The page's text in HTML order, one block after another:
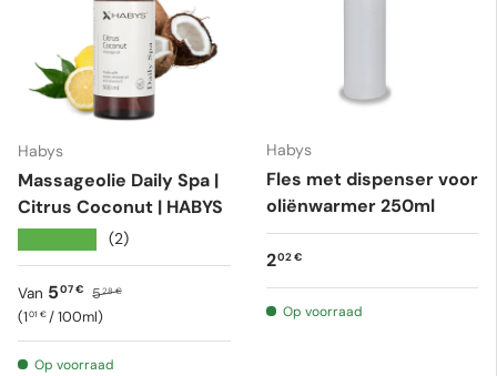
Habys
Massageolie Daily Spa |
Citrus Coconut | HABYS
(2)
Verkoopprijs
Van 507 € Reguliere prijs
528 €
Eenheid prijs
101 € /100ml
Op voorraad
Habys
Fles met dispenser voor
oliënwarmer 250ml
Reguliere prijs
202 €
Op voorraad